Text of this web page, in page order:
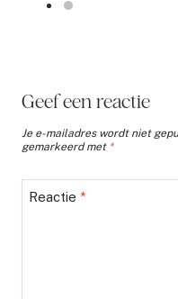
Geef een reactie
Je e-mailadres wordt niet
gemarkeerd met *
Reactie *